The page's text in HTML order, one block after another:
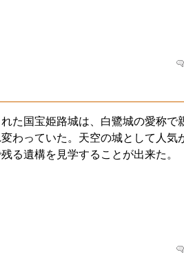
た国宝姫路城は、白鷺城の愛称
わっていた。天空の城として人
る遺構を見学することが出来た。